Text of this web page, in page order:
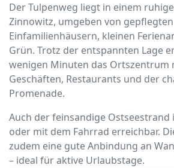
Der Tulpenweg liegt in einem
Zinnowitz, umgeben von gepflegten
Einfamilienhäusern, kleinen
Grün. Trotz der entspannten Lage
wenigen Minuten das Ortszentrum
Geschäften, Restaurants und der
Promenade.
Auch der feinsandige Ostseestrand
oder mit dem Fahrrad erreichbar.
zudem eine gute Anbindung an
– ideal für aktive Urlaubstage.